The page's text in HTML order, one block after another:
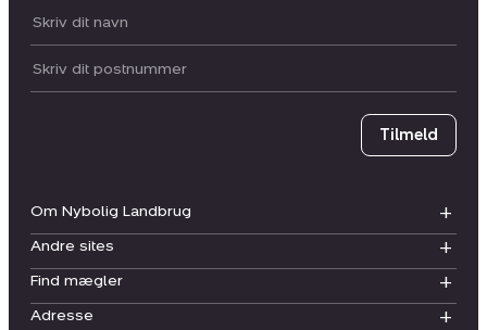
Om Nybolig Landbrug
Andre sites
Find mægler
Adresse
Dit navn:
Postnummer
Tilmeld